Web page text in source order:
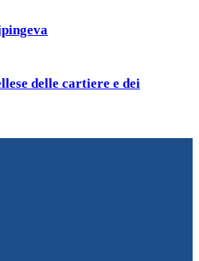
delle cartiere e dei